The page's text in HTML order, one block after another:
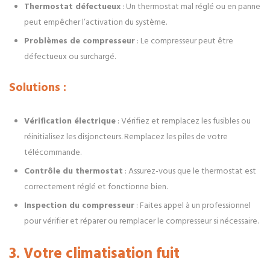
Thermostat défectueux : Un thermostat mal réglé ou en panne
peut empêcher l’activation du système.
Problèmes de compresseur : Le compresseur peut être
défectueux ou surchargé.
Solutions :
Vérification électrique : Vérifiez et remplacez les fusibles ou
réinitialisez les disjoncteurs. Remplacez les piles de votre
télécommande.
Contrôle du thermostat : Assurez-vous que le thermostat est
correctement réglé et fonctionne bien.
Inspection du compresseur : Faites appel à un professionnel
pour vérifier et réparer ou remplacer le compresseur si nécessaire.
3. Votre climatisation fuit